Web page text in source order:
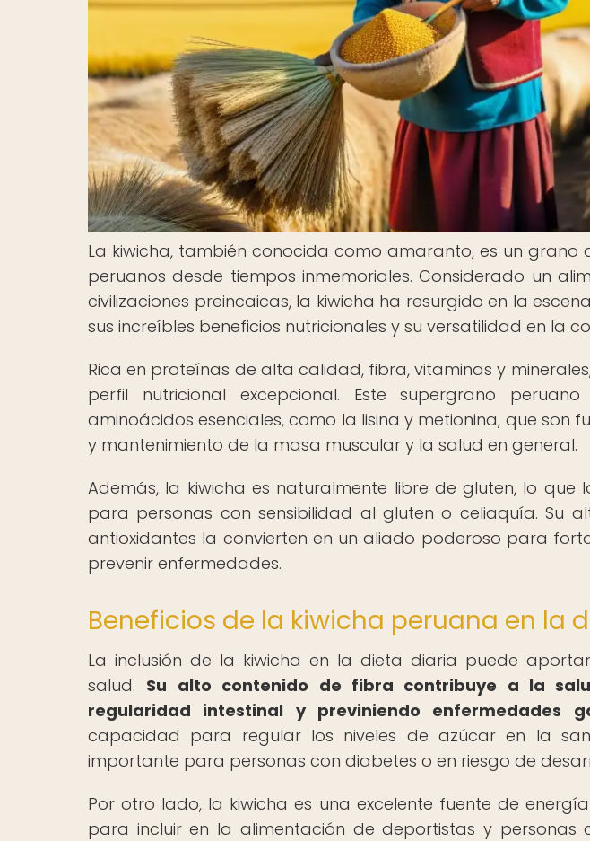
La kiwicha, también conocida como amaranto, es un grano
peruanos desde tiempos inmemoriales. Considerado un
civilizaciones preincaicas, la kiwicha ha resurgido en la
sus increíbles beneficios nutricionales y su versatilidad en la
Rica en proteínas de alta calidad, fibra, vitaminas y
perfil nutricional excepcional. Este supergrano
aminoácidos esenciales, como la lisina y metionina, que son
y mantenimiento de la masa muscular y la salud en general.
Además, la kiwicha es naturalmente libre de gluten, lo que
para personas con sensibilidad al gluten o celiaquía. Su
antioxidantes la convierten en un aliado poderoso para
prevenir enfermedades.
Beneficios de la kiwicha peruana en la
La inclusión de la kiwicha en la dieta diaria puede
salud. Su alto contenido de fibra contribuye a la
regularidad intestinal y previniendo enfermedades
capacidad para regular los niveles de azúcar en la
importante para personas con diabetes o en riesgo de
Por otro lado, la kiwicha es una excelente fuente de
para incluir en la alimentación de deportistas y personas